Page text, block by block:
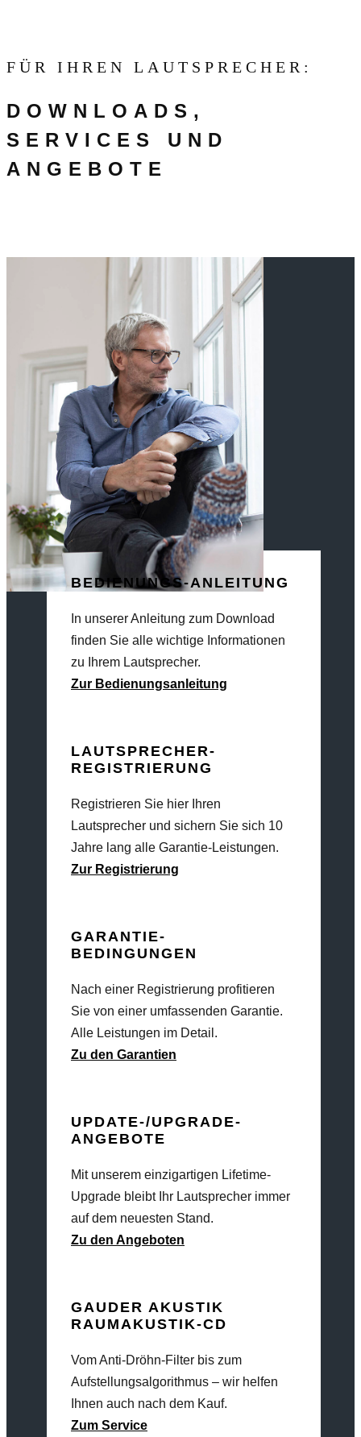
FÜR IHREN LAUTSPRECHER:
DOWNLOADS,
SERVICES UND
ANGEBOTE
BEDIENUNGS-ANLEITUNG
In unserer Anleitung zum Download
finden Sie alle wichtige Informationen
zu Ihrem Lautsprecher.
Zur Bedienungsanleitung
LAUTSPRECHER-
REGISTRIERUNG
Registrieren Sie hier Ihren
Lautsprecher und sichern Sie sich 10
Jahre lang alle Garantie-Leistungen.
Zur Registrierung
GARANTIE-
BEDINGUNGEN
Nach einer Registrierung profitieren
Sie von einer umfassenden Garantie.
Alle Leistungen im Detail.
Zu den Garantien
UPDATE-/UPGRADE-
ANGEBOTE
Mit unserem einzigartigen Lifetime-
Upgrade bleibt Ihr Lautsprecher immer
auf dem neuesten Stand.
Zu den Angeboten
GAUDER AKUSTIK
RAUMAKUSTIK-CD
Vom Anti-Dröhn-Filter bis zum
Aufstellungsalgorithmus – wir helfen
Ihnen auch nach dem Kauf.
Zum Service